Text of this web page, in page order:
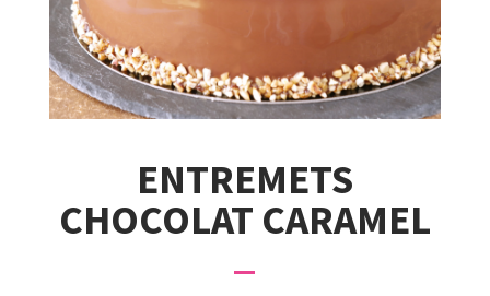
ENTREMETS
CHOCOLAT CARAMEL